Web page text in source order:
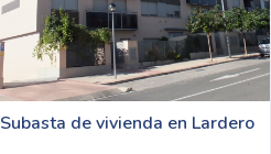
Subasta de vivienda en Lardero